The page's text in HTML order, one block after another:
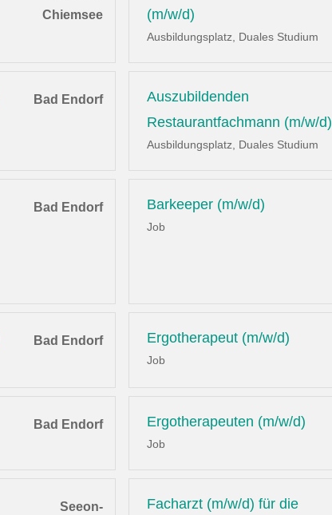
Chiemsee
(m/w/d)
Ausbildungsplatz, Duales Studium
Bad Endorf
Auszubildenden
Restaurantfachmann (m/w/d)
Ausbildungsplatz, Duales Studium
Bad Endorf Barkeeper (m/w/d)
Job
Bad Endorf Ergotherapeut (m/w/d)
Job
Bad Endorf Ergotherapeuten (m/w/d)
Job
Seeon-
Facharzt (m/w/d) für die